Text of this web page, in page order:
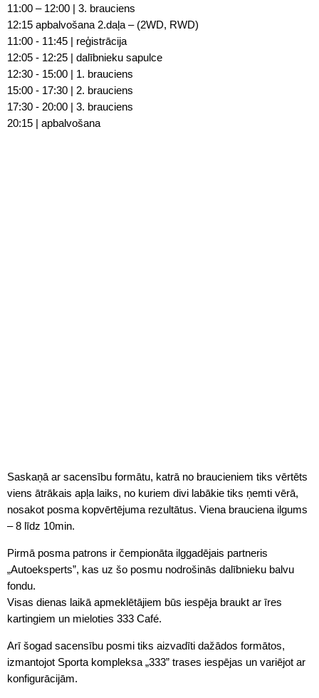
11:00 – 12:00 | 3. brauciens
12:15 apbalvošana 2.daļa – (2WD, RWD)
11:00 - 11:45 | reģistrācija
12:05 - 12:25 | dalībnieku sapulce
12:30 - 15:00 | 1. brauciens
15:00 - 17:30 | 2. brauciens
17:30 - 20:00 | 3. brauciens
20:15 | apbalvošana
Saskaņā ar sacensību formātu, katrā no braucieniem tiks vērtēts
viens ātrākais apļa laiks, no kuriem divi labākie tiks ņemti vērā,
nosakot posma kopvērtējuma rezultātus. Viena brauciena ilgums
– 8 līdz 10min.
Pirmā posma patrons ir čempionāta ilggadējais partneris
„Autoeksperts”, kas uz šo posmu nodrošinās dalībnieku balvu
fondu.
Visas dienas laikā apmeklētājiem būs iespēja braukt ar īres
kartingiem un mieloties 333 Café.
Arī šogad sacensību posmi tiks aizvadīti dažādos formātos,
izmantojot Sporta kompleksa „333” trases iespējas un variējot ar
konfigurācijām.